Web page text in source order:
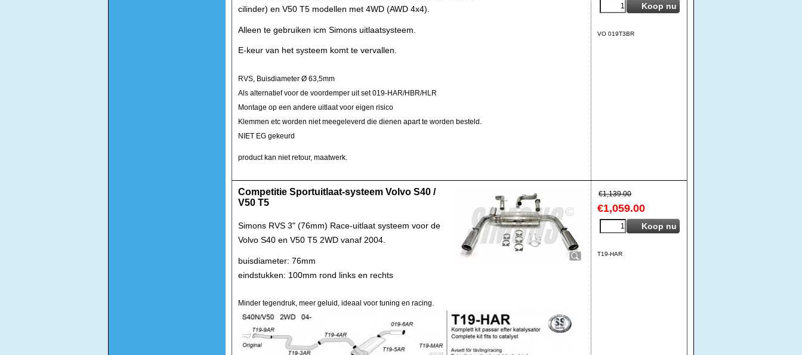
Koop nu
VO 019T3BR
cilinder) en V50 T5 modellen met 4WD (AWD 4x4).
Alleen te gebruiken icm Simons uitlaatsysteem.
E-keur van het systeem komt te vervallen.
RVS, Buisdiameter Ø 63,5mm
Als alternatief voor de voordemper uit set 019-HAR/HBR/HLR
Montage op een andere uitlaat voor eigen risico
Klemmen etc worden niet meegeleverd die dienen apart te worden besteld.
NIET EG gekeurd
product kan niet retour, maatwerk.
€1,139.00
€1,059.00
Koop nu
T19-HAR
Competitie Sportuitlaat-systeem Volvo S40 /
V50 T5
Simons RVS 3" (76mm) Race-uitlaat systeem voor de
Volvo S40 en V50 T5 2WD vanaf 2004.
buisdiameter: 76mm
eindstukken: 100mm rond links en rechts
Minder tegendruk, meer geluid, ideaal voor tuning en racing.